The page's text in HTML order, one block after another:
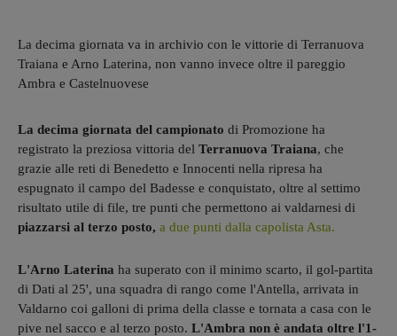
La decima giornata va in archivio con le vittorie di Terranuova
Traiana e Arno Laterina, non vanno invece oltre il pareggio
Ambra e Castelnuovese
La decima giornata del campionato di Promozione ha
registrato la preziosa vittoria del Terranuova Traiana, che
grazie alle reti di Benedetto e Innocenti nella ripresa ha
espugnato il campo del Badesse e conquistato, oltre al settimo
risultato utile di file, tre punti che permettono ai valdarnesi di
piazzarsi al terzo posto, a due punti dalla capolista Asta.
L'Arno Laterina ha superato con il minimo scarto, il gol-partita
di Dati al 25', una squadra di rango come l'Antella, arrivata in
Valdarno coi galloni di prima della classe e tornata a casa con le
pive nel sacco e al terzo posto. L'Ambra non è andata oltre l'1-